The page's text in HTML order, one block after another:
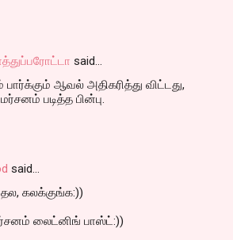
said…
ஆவல் அதிகரித்து விட்டது,
படித்த பின்பு.
said…
தல, கலக்குங்க:))
லைட்னிங் பாஸ்ட்:))